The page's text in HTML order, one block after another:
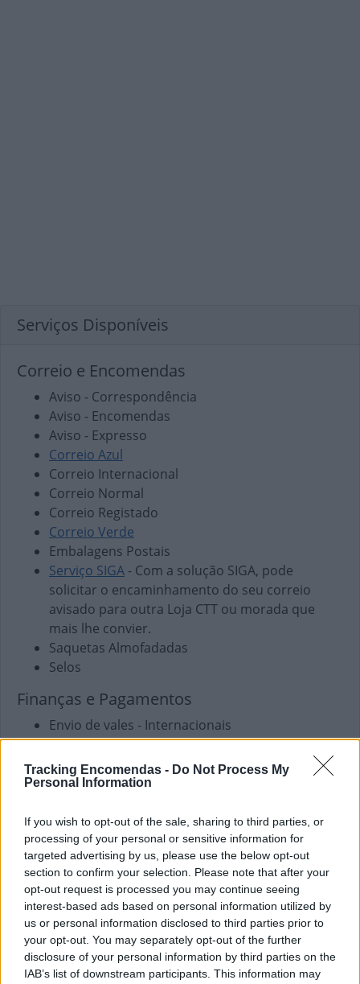
Tracking Encomendas - Do Not Process My
Personal Information
If you wish to opt-out of the sale, sharing to third parties, or
processing of your personal or sensitive information for
targeted advertising by us, please use the below opt-out
section to confirm your selection. Please note that after your
opt-out request is processed you may continue seeing
interest-based ads based on personal information utilized by
us or personal information disclosed to third parties prior to
your opt-out. You may separately opt-out of the further
disclosure of your personal information by third parties on the
IAB’s list of downstream participants. This information may
Serviços Disponíveis
Correio e Encomendas
Aviso - Correspondência
Aviso - Encomendas
Aviso - Expresso
Correio Azul
Correio Internacional
Correio Normal
Correio Registado
Correio Verde
Embalagens Postais
Serviço SIGA - Com a solução SIGA, pode
solicitar o encaminhamento do seu correio
avisado para outra Loja CTT ou morada que
mais lhe convier.
Saquetas Almofadadas
Selos
Finanças e Pagamentos
Envio de vales - Internacionais
Envio de vales - Nacionais
Pagamento de Faturas
Pagamento de Portagens
Outros Serviços
Carregamento de Telemóveis